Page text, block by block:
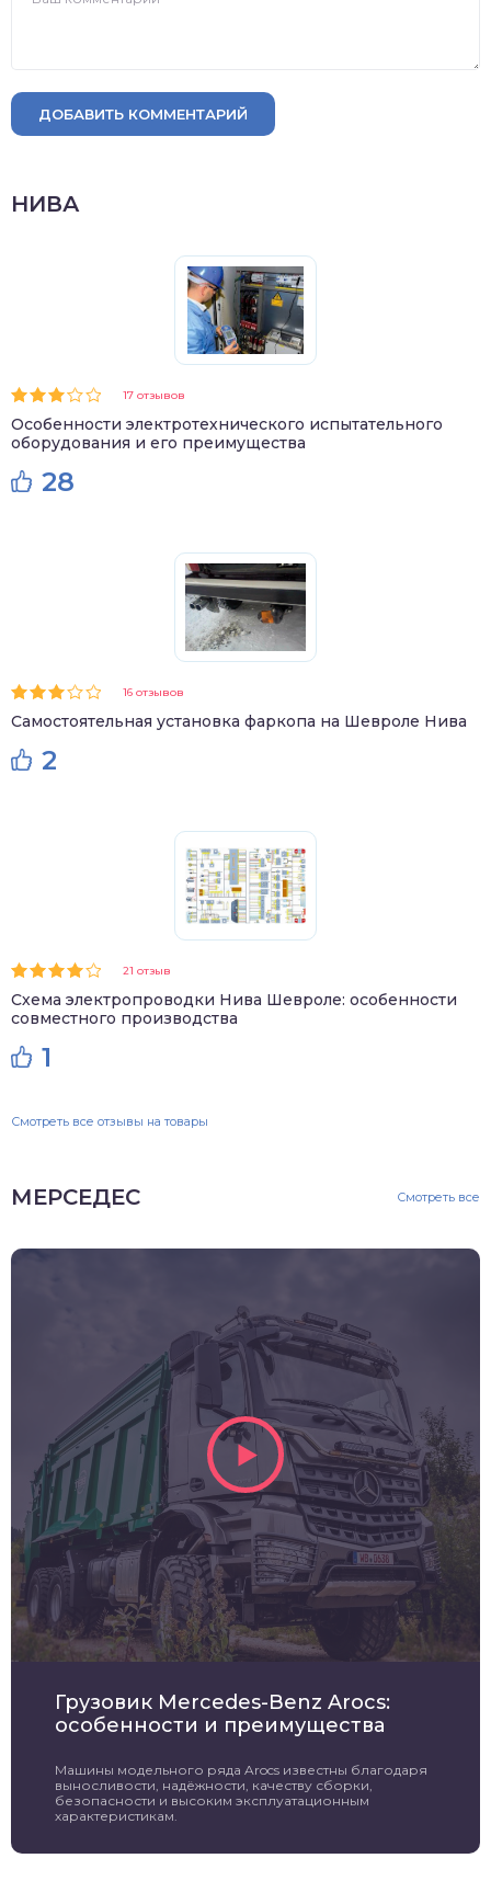
ДОБАВИТЬ КОММЕНТАРИЙ
НИВА
17 отзывов
Особенности электротехнического испытательного
оборудования и его преимущества
28
16 отзывов
Самостоятельная установка фаркопа на Шевроле Нива
2
21 отзыв
Схема электропроводки Нива Шевроле: особенности
совместного производства
1
Смотреть все отзывы на товары
МЕРСЕДЕС Смотреть все
Грузовик Mercedes-Benz Arocs:
особенности и преимущества
Машины модельного ряда Arocs известны благодаря
выносливости, надёжности, качеству сборки,
безопасности и высоким эксплуатационным
характеристикам.